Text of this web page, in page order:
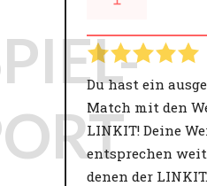
Du hast ein
Match mit den
LINKIT! Deine
entsprechen
denen der